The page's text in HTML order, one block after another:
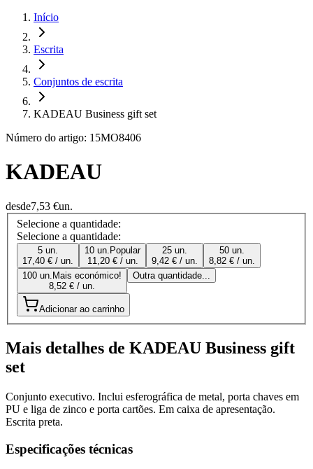
Início
Escrita
Conjuntos de escrita
KADEAU Business gift set
Número do artigo: 15MO8406
KADEAU
desde7,53 €un.
Selecione a quantidade:
Selecione a quantidade:
5 un.
17,40 € / un.
10 un. Popular
11,20 € / un.
25 un.
9,42 € / un.
50 un.
8,82 € / un.
100 un. Mais económico!
8,52 € / un.
Outra quantidade...
Adicionar ao carrinho
Mais detalhes de KADEAU Business gift
set
Conjunto executivo. Inclui esferográfica de metal, porta chaves em
PU e liga de zinco e porta cartões. Em caixa de apresentação.
Escrita preta.
Especificações técnicas